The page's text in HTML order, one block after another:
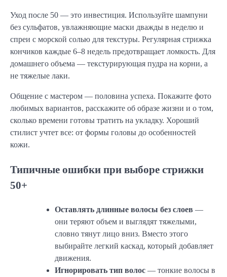
Уход после 50 — это инвестиция. Используйте шампуни
без сульфатов, увлажняющие маски дважды в неделю и
спреи с морской солью для текстуры. Регулярная стрижка
кончиков каждые 6–8 недель предотвращает ломкость. Для
домашнего объема — текстурирующая пудра на корни, а
не тяжелые лаки.
Общение с мастером — половина успеха. Покажите фото
любимых вариантов, расскажите об образе жизни и о том,
сколько времени готовы тратить на укладку. Хороший
стилист учтет все: от формы головы до особенностей
кожи.
Типичные ошибки при выборе стрижки
50+
Оставлять длинные волосы без слоев —
они теряют объем и выглядят тяжелыми,
словно тянут лицо вниз. Вместо этого
выбирайте легкий каскад, который добавляет
движения.
Игнорировать тип волос — тонкие волосы в